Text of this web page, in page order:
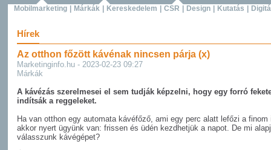
Mobilmarketing Márkák Kereskedelem CSR Design Kutatás
Hírek
Az otthon főzött kávénak nincsen párja (x)
Marketinginfo.hu - 2023-02-23 09:27
Márkák
A kávézás szerelmesei el sem tudják képzelni, hogy egy forró
indítsák a reggeleket.
Ha van otthon egy automata kávéfőző, ami egy perc alatt lefőzi a finom
akkor nyert ügyünk van: frissen és üdén kezdhetjük a napot. De mi
válasszunk kávégépet?